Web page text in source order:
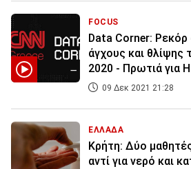
FOCUS
Data Corner:
άγχους και
2020 - Πρωτιά για
09 Δεκ 2021 21:28
ΕΛΛΑΔΑ
Κρήτη: Δύο
αντί για νερό και